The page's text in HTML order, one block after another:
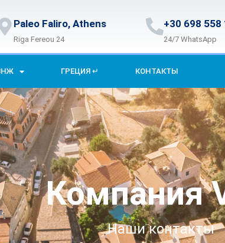
Paleo Faliro, Athens
Riga Fereou 24
+30 698 558
24/7 WhatsApp
ГРЕЦИЯ ↵ КОНТАКТЫ
Компания
Наши контакты